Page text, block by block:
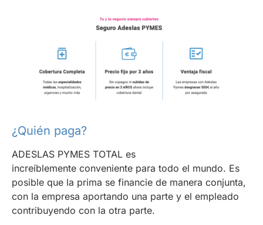
¿Quién paga?
ADESLAS PYMES TOTAL es
increíblemente conveniente para todo el mundo. Es
posible que la prima se financie de manera conjunta,
con la empresa aportando una parte y el empleado
contribuyendo con la otra parte.